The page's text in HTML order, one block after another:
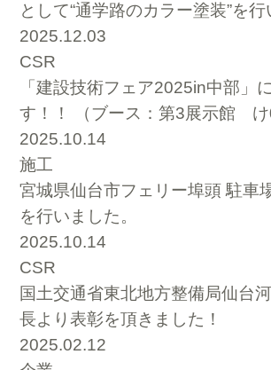
として“通学路のカラー塗装”を行
2025.12.03
CSR
「建設技術フェア2025in中部」
す！！ （ブース：第3展示館 け
2025.10.14
施工
宮城県仙台市フェリー埠頭 駐車
を行いました。
2025.10.14
CSR
国土交通省東北地方整備局仙台
長より表彰を頂きました！
2025.02.12